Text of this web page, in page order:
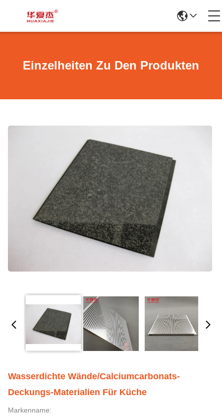
Einzelheiten Zu Den Produkten
Wasserdichte Wände/Calciumcarbonats-
Deckungs-Materialien Für Küche
Markenname: